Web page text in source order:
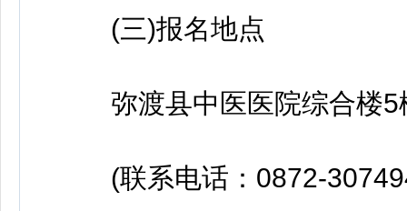
(三)报名地点
弥渡县中医医院综合楼5
(联系电话：0872-